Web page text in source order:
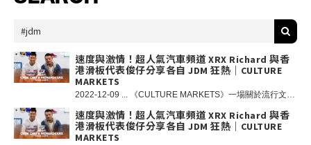
速度與激情！超人氣汽車頻道 XRX Richard 與香
港滑板代表俊仔分享各自 JDM 狂熱｜CULTURE
MARKETS
2022-12-09 ... 《CULTURE MARKETS》一場關於流行文化的 Talk Show！今集特別邀請到香港最具話題性YOUTUBE 汽車頻道 XRX 的 Richard 以及香港滑板代表俊仔大談香港的玩車和 JDM 文化。 在三年前一直熱愛汽車的 Richard 在接受外國汽車頻道的 Garage Visit 之後，突發奇想成立自己的 Youtube 頻道，名為「XRX」，團隊成員還包括 Joey 和 Oscar，分享他們對於汽車的熱愛，瞬間成為香港超人氣的汽車頻道，喜歡看汽車節目的朋友相信 Richard 在高速公路上的尖叫和咆哮定必令你留下深刻印象，當然還有 Richard 最真實的用家車評和豐富的改裝經驗分享；近年 XRX 團隊全情投入研究 JDM（Japanese Domestic Model）高性能日本車，並且擁有令車迷夢寐以求的收藏。 而俊仔不單是香港滑板頂尖運動員，自小對於 JDM 已經產生濃厚的興趣，現在的愛驅是 Honda S2000 AP1，不單是代步的工具，最重要是可以感受 JDM 獨有的駕駛激情。今集由兩位車手親自分享對汽車和 JDM 的熱愛。 此外，如果你是 XRX 的粉絲定必會追蹤他們另一生活化的頻道 XXR，自然知道 Richard 其實也是一個熱愛潮流文化的 hypebeast，在今集「DRIP、FLIP OR SKIP」環節，我們與 Richard 討論下 Supreme 的經典聯乘，而兩位滑板 OG JBS 和俊仔又怎樣看待 Supreme 近年的轉變呢？最後各位觀眾記得掃描影片內隨即出現的 QR Code，前往專頁免費領取《CULTURE MARKETS》 NFT，同時回覆專頁中的簡單問題，我們會選出最具創意的答案贏取由 DPLS 送出的 DPLS x TOYQUBE 聯乘小飛俠阿童木 Figure 以及小飛俠阿童木主題 RWB 改裝 Porsche 911 1：64 模型車；與此同時，DPLS 與 TOYQUBE 聯乘企劃中的香港代表 TIFFANY GREEN 概念還原 911 車款現正於在旺角 The Forest 展出，各位車迷請勿錯過！ NFT 遊戲規則：1. 掃描影片內的 QR Code 免費獲取《CULTURE MARKETS》 NFT；2. 回覆專頁中的簡單問題；3. 追蹤 @complexchinese 和 @dplslosangeles Instagram 專頁；4. 遊戲將於 12 月 15 日星期四 23:00 結束，我們將選出最具創意的答案，勝出者將以電郵方式聯絡勝出者提供領取獎品詳情。 條款細則：1.只限香港地區人士參與；2.每個電郵只限參與一次；3.COMPLEX 中文將保留最終決定權。 重要提示：我們不會從除此帳戶以外的任何其他帳戶關注您或向您發送消息。我們不會要求您提供任何個人詳細信息，我們會在活動結束後以電郵方式聯絡勝出者提供領取獎品詳情。
速度與激情！超人氣汽車頻道 XRX Richard 與香
港滑板代表俊仔分享各自 JDM 狂熱｜CULTURE
MARKETS